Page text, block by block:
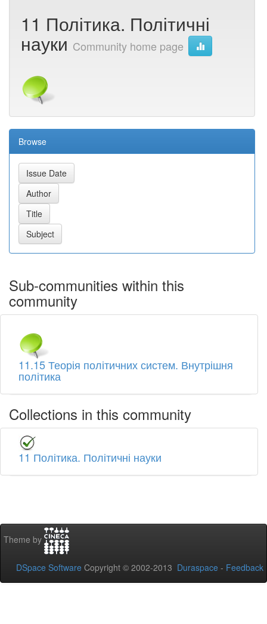
11 Політика. Політичні
науки Community home page
Browse
Sub-communities within this
community
11.15 Теорія політичних систем. Внутрішня
політика
Collections in this community
11 Політика. Політичні науки
Theme by
DSpace Software Copyright © 2002-2013 Duraspace - Feedback